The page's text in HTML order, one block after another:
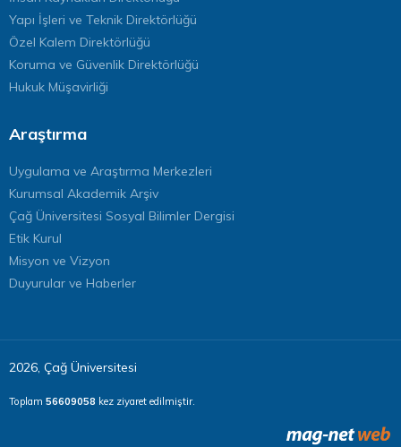
Yapı İşleri ve Teknik Direktörlüğü
Özel Kalem Direktörlüğü
Koruma ve Güvenlik Direktörlüğü
Hukuk Müşavirliği
Araştırma
Uygulama ve Araştırma Merkezleri
Kurumsal Akademik Arşiv
Çağ Üniversitesi Sosyal Bilimler Dergisi
Etik Kurul
Misyon ve Vizyon
Duyurular ve Haberler
2026, Çağ Üniversitesi
Toplam 56609058 kez ziyaret edilmiştir.